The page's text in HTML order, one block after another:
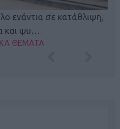
ενάντια σε κατάθλιψη,
και ψυ…
ΘΕΜΑΤΑ